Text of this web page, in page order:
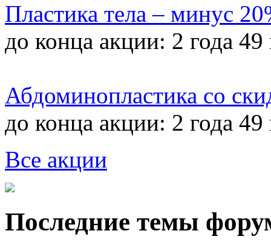
Пластика тела – минус
до конца акции: 2 года 49
Абдоминопластика со
до конца акции: 2 года 49
Все акции
Последние темы